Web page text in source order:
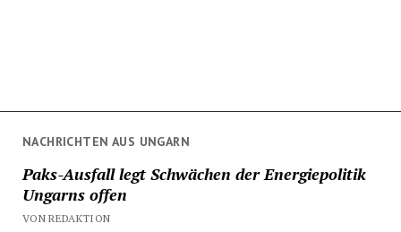
NACHRICHTEN AUS UNGARN
Paks-Ausfall legt Schwächen der Energiepolitik
Ungarns offen
VON REDAKTION